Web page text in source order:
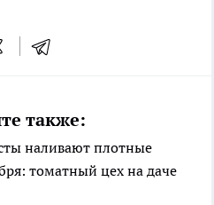
также:
наливают плотные
томатный цех на даче